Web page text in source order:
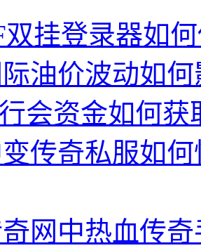
双挂登录器如
油价波动如
会资金如何获
传奇私服如
网中热血传